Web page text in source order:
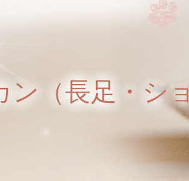
ン（長足・シ